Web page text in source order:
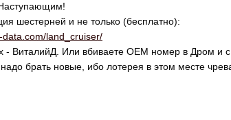
шестерней и не только (бесплатно):
land_cruiser/
- ВиталийД. Или вбиваете ОЕМ номер в Дром и
брать новые, ибо лотерея в этом месте